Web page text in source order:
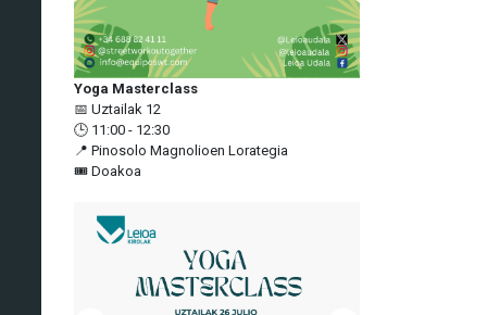
Yoga Masterclass
📅 Uztailak 12
🕒 11:00 - 12:30
📍 Pinosolo Magnolioen Lorategia
🎟️ Doakoa